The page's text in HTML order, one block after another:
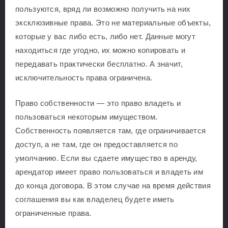
пользуются, вряд ли возможно получить на них
эксклюзивные права. Это не материальные объекты,
которые у вас либо есть, либо нет. Данные могут
находиться где угодно, их можно копировать и
передавать практически бесплатно. А значит,
исключительность права ограничена.
Право собственности — это право владеть и
пользоваться некоторым имуществом.
Собственность появляется там, где ограничивается
доступ, а не там, где он предоставляется по
умолчанию. Если вы сдаете имущество в аренду,
арендатор имеет право пользоваться и владеть им
до конца договора. В этом случае на время действия
соглашения вы как владелец будете иметь
ограниченные права.